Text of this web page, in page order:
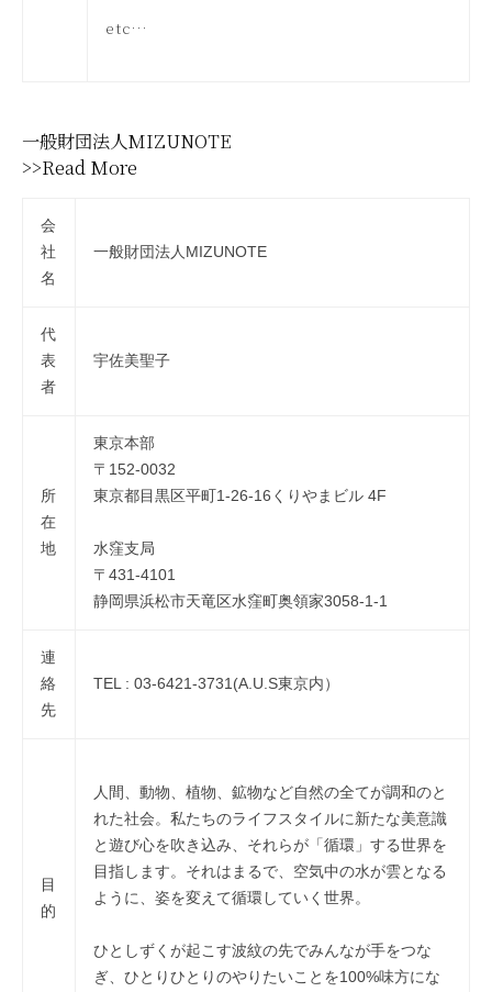
etc…
一般財団法人MIZUNOTE
>>Read More
会
社
名
一般財団法人MIZUNOTE
代
表
者
宇佐美聖子
所
在
地
東京本部
〒152-0032
東京都目黒区平町1-26-16くりやまビル 4F
水窪支局
〒431-4101
静岡県浜松市天竜区水窪町奥領家3058-1-1
連
絡
先
TEL : 03-6421-3731(A.U.S東京内）
目
的
人間、動物、植物、鉱物など自然の全てが調和のと
れた社会。私たちのライフスタイルに新たな美意識
と遊び心を吹き込み、それらが「循環」する世界を
目指します。それはまるで、空気中の水が雲となる
ように、姿を変えて循環していく世界。
ひとしずくが起こす波紋の先でみんなが手をつな
ぎ、ひとりひとりのやりたいことを100%味方にな